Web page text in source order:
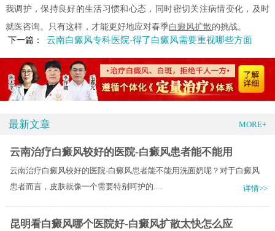
我调护，保持良好的生活习惯和心态，同时密切关注病情变化，及时
就医咨询。只有这样，才能更好地应对春季白癜风扩散的挑战。
下一篇：
云南白癜风专科医院-得了白癜风需要重视哪些方面
最新文章 MORE+
云南治疗白癜风较好的医院-白癜风患者能不能用
云南治疗白癜风较好的医院-白癜风患者能不能用洗面奶呢？对于白癜风
患者而言，皮肤就像一个需要特别呵护的.....
详情>>
昆明看白癜风哪个医院好-白癜风扩散太快怎么应